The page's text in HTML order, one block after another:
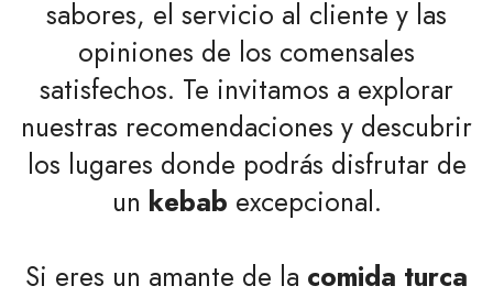
sabores, el servicio al cliente y las
opiniones de los comensales
satisfechos. Te invitamos a explorar
nuestras recomendaciones y descubrir
los lugares donde podrás disfrutar de
un kebab excepcional.
Si eres un amante de la comida turca